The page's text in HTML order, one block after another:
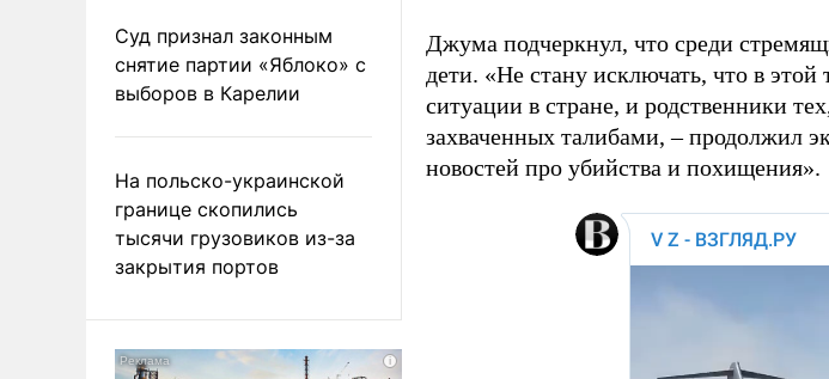
Суд признал законным
снятие партии «Яблоко» с
выборов в Карелии
На польско-украинской
границе скопились
тысячи грузовиков из-за
закрытия портов
Джума подчеркнул, что среди
дети. «Не стану исключать, что в
ситуации в стране, и родственники
захваченных талибами, – продолжил
новостей про убийства и похищения».